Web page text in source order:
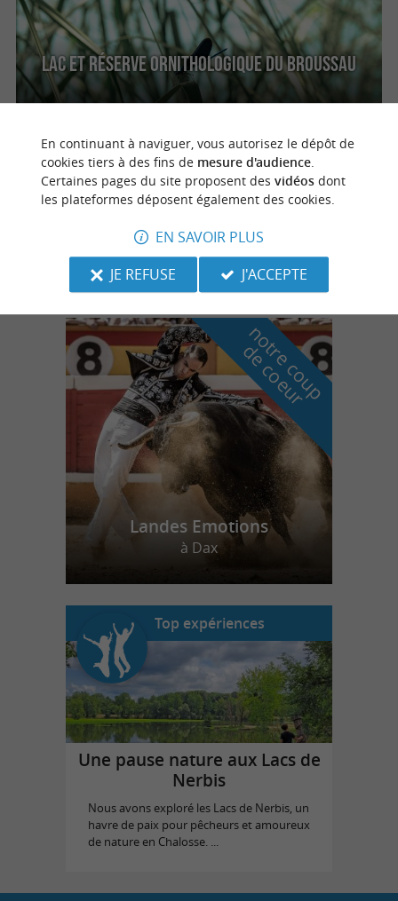
Lac et réserve ornithologique du Broussau
Les saligues de Prentigarde
Aire-sur-l'Adour
n
o
t
r
e
c
o
u
p
d
e
c
o
e
u
r
Landes Emotions
à Dax
Top expériences
Une pause nature aux Lacs de
Nerbis
Nous avons exploré les Lacs de Nerbis, un
havre de paix pour pêcheurs et amoureux
de nature en Chalosse. ...
En continuant à naviguer, vous autorisez le dépôt de
cookies tiers à des fins de mesure d'audience.
Certaines pages du site proposent des vidéosdont
les plateformes déposent également des cookies.
EN SAVOIR PLUS
JE REFUSE
J'ACCEPTE